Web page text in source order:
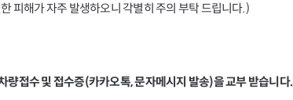
피해가 자주 발생하오니 각별히 주의 부탁 드립니다. )
량접수 및 접수증(카카오톡, 문자메시지 발송)을 교부 받습니다.